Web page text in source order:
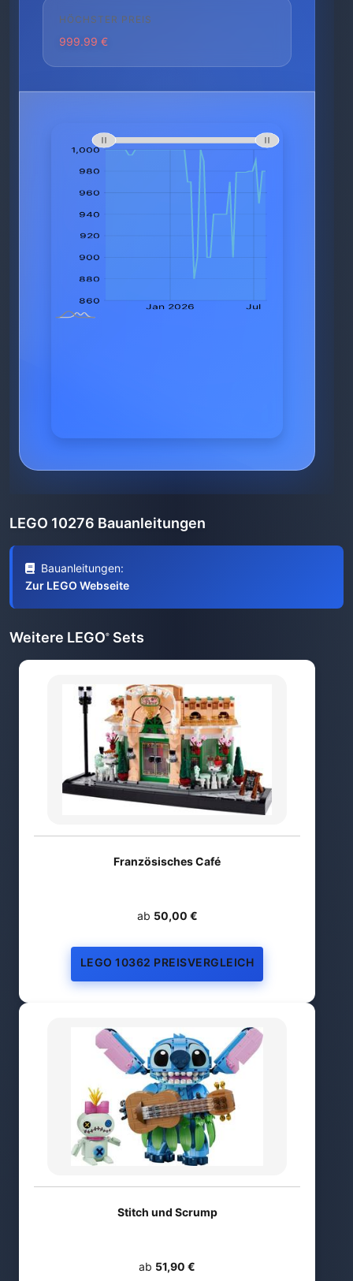
HÖCHSTER PREIS
999.99 €
LEGO 10276 Bauanleitungen
Bauanleitungen:
Zur LEGO Webseite
Weitere LEGO® Sets
Französisches Café
ab 50,00 €
LEGO 10362 PREISVERGLEICH
Stitch und Scrump
ab 51,90 €